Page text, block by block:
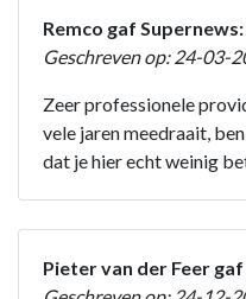
Remco gaf Supernews:
Geschreven op: 24-03-
Zeer professionele
vele jaren meedraait,
dat je hier echt weinig
Pieter van der Feer